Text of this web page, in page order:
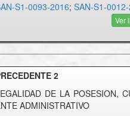
S1-0093-2016; SAN-S1-
Ver
2
DE LA POSESION,
ADMINISTRATIVO